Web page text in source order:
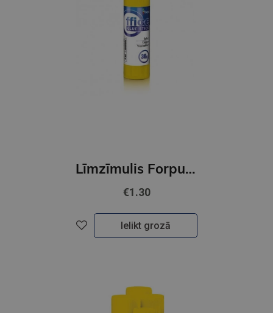
Līmzīmulis Forpus 36 g GNP
€1.30
Ielikt grozā